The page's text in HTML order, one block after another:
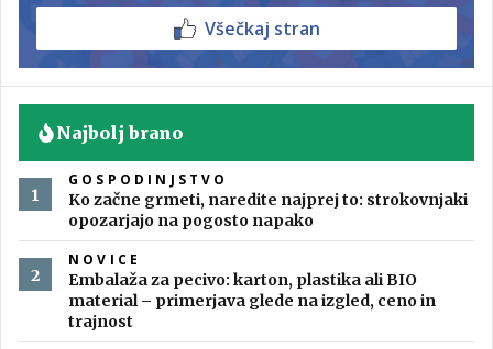
Všečkaj stran
Najbolj brano
GOSPODINJSTVO
Ko začne grmeti, naredite najprej to: strokovnjaki
opozarjajo na pogosto napako
NOVICE
Embalaža za pecivo: karton, plastika ali BIO
material – primerjava glede na izgled, ceno in
trajnost